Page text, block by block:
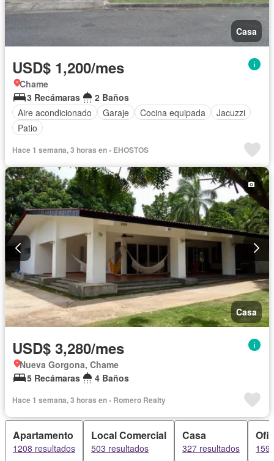
Casa
USD$ 1,200/mes
Chame
3 Recámaras
2 Baños
Aire acondicionado
Garaje Cocina equipada
Jacuzzi
Patio
Hace 1 semana, 3 horas en - EHOSTOS
Casa
USD$ 3,280/mes
Nueva Gorgona, Chame
5 Recámaras
4 Baños
Hace 1 semana, 3 horas en - Romero Realty
Apartamento
1208 resultados
Local Comercial
503 resultados
Casa
327 resultados 159